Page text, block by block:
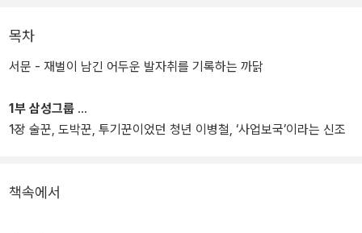
저자 이완배는 기자다. '동아일보'사회부와 경제부를 거쳐 현재 '민중
야 한다고 믿는다. 왕의 어떤 압력에도 굴하지 않고 제대로 된 역사를
실의 역사를 기록했던 옛 관료다.
의 어두운 역사를 제대로 기록하지 않’고 있다는 것. 이러한 시대를 살
목차
서문 - 재벌이 남긴 어두운 발자취를 기록하는 까닭
1부 삼성그룹
1장 술꾼, 도박꾼, 투기꾼이었던 청년 이병철, ‘사업보국’이라는 신조
책속에서